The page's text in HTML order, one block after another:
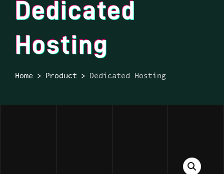
Dedicated
Hosting
Home Product Dedicated Hosting